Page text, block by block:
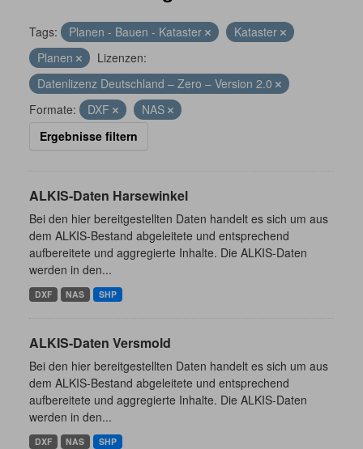
Tags: Planen - Bauen - Kataster
Kataster
Planen
Lizenzen:
Datenlizenz Deutschland – Zero – Version 2.0
Formate:
DXF
NAS
Ergebnisse filtern
ALKIS-Daten Harsewinkel
Bei den hier bereitgestellten Daten handelt es sich um aus
dem ALKIS-Bestand abgeleitete und entsprechend
aufbereitete und aggregierte Inhalte. Die ALKIS-Daten
werden in den...
DXF NAS SHP
ALKIS-Daten Versmold
Bei den hier bereitgestellten Daten handelt es sich um aus
dem ALKIS-Bestand abgeleitete und entsprechend
aufbereitete und aggregierte Inhalte. Die ALKIS-Daten
werden in den...
DXF NAS SHP